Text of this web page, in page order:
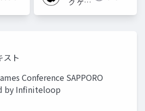
ク ゲー
スト
Conference SAPPORO
by Infiniteloop